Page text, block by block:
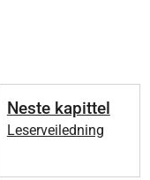
Neste kapittel
Leserveiledning